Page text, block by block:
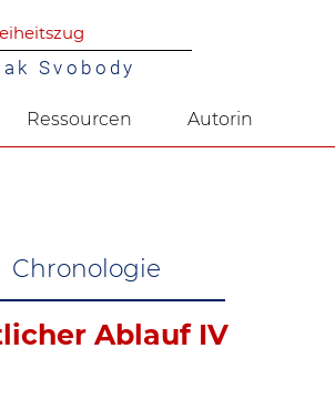
Svobody
Ressourcen Autorin
Chronologie
Ablauf IV